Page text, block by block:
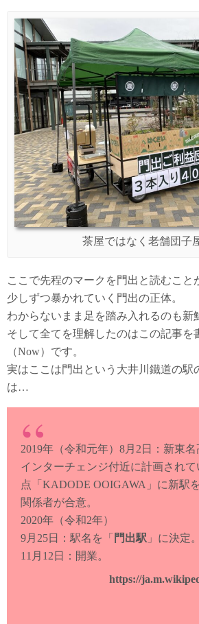
茶屋ではなく老舗団子
ここで先程のマークを門出と読むこと
少しずつ暴かれていく門出の正体。
わからないまま足を踏み入れるのも新
そして全てを理解したのはこの記事を
（Now）です。
実はここは門出という大井川鐵道の駅
は…
2019年（令和元年）8月2日：新東
インターチェンジ付近に計画され
点「KADODE OOIGAWA」に新駅
関係者が合意。
2020年（令和2年）
9月25日：駅名を「 門出駅 」に決定。
11月12日：開業。
https://